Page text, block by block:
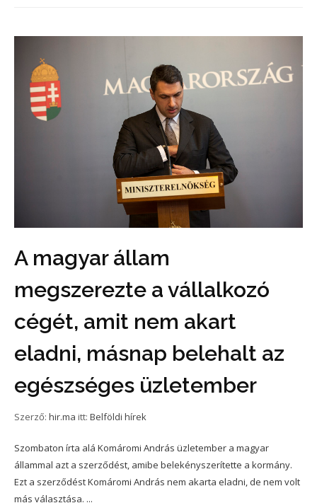
A magyar állam
megszerezte a vállalkozó
cégét, amit nem akart
eladni, másnap belehalt az
egészséges üzletember
Szerző: hir.ma itt: Belföldi hírek
Szombaton írta alá Komáromi András üzletember a magyar
állammal azt a szerződést, amibe belekényszerítette a kormány.
Ezt a szerződést Komáromi András nem akarta eladni, de nem volt
más választása. ...